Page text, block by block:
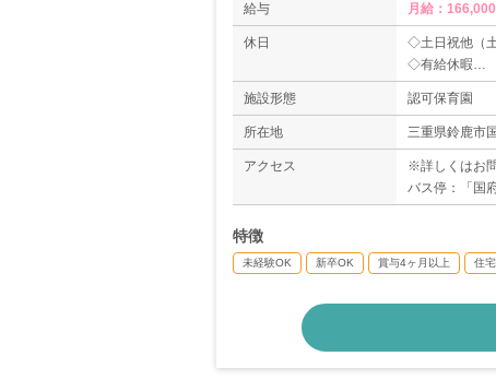
給与 月給：
休日
◇土日祝他（
◇有給休暇
◇年末年始
◇年間休日109
施設形態 認可保育園
所在地 三重県鈴鹿市
アクセス
※詳しくはお
バス停：「国
特徴
未経験OK 新卒OK 賞与4ヶ月以上 住